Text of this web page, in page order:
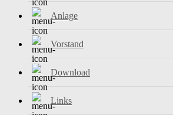
Anlage
Vorstand
Download
Links